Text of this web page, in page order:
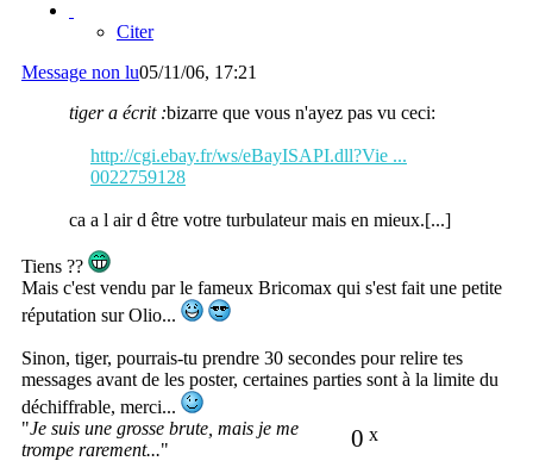
Citer
Message non lu05/11/06, 17:21
tiger a écrit :bizarre que vous n'ayez pas vu ceci:
http://cgi.ebay.fr/ws/eBayISAPI.dll?Vie ...
0022759128
ca a l air d être votre turbulateur mais en mieux.[...]
Tiens ??
Mais c'est vendu par le fameux Bricomax qui s'est fait une petite
réputation sur Olio...
Sinon, tiger, pourrais-tu prendre 30 secondes pour relire tes
messages avant de les poster, certaines parties sont à la limite du
déchiffrable, merci...
0 x
"Je suis une grosse brute, mais je me
trompe rarement..."